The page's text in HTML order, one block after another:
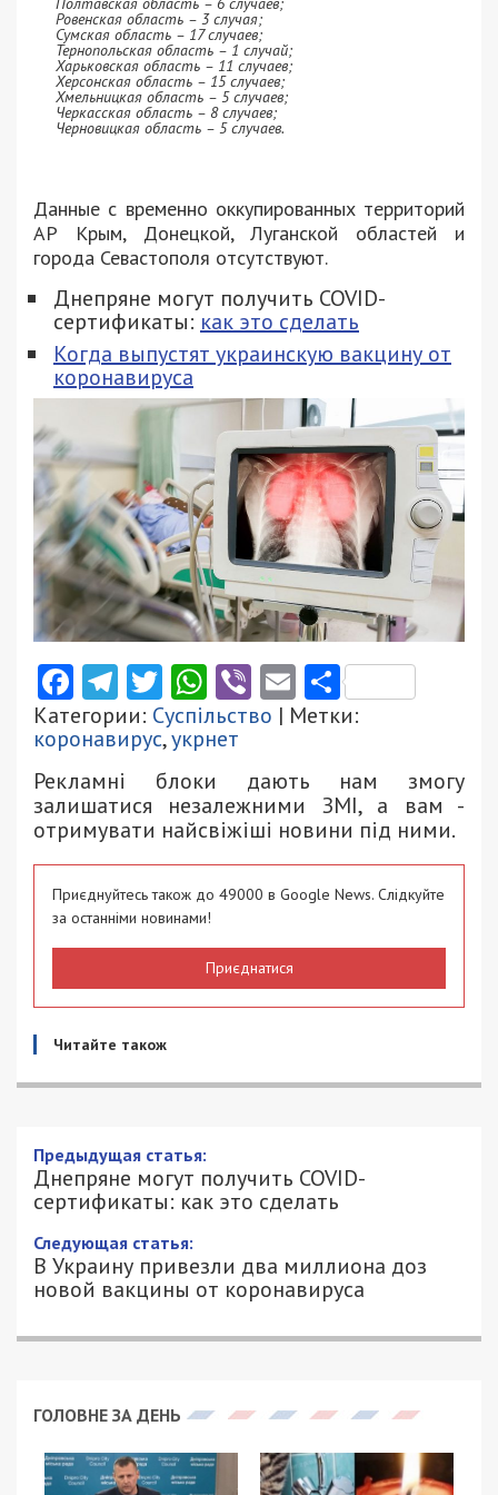
Ровенская область – 3 случая;
Сумская область – 17 случаев;
Тернопольская область – 1 случай;
Харьковская область – 11 случаев;
Херсонская область – 15 случаев;
Хмельницкая область – 5 случаев;
Черкасская область – 8 случаев;
Черновицкая область – 5 случаев.
Данные с временно оккупированных территорий
АР Крым, Донецкой, Луганской областей и
города Севастополя отсутствуют.
Днепряне могут получить COVID-
сертификаты: как это сделать
Когда выпустят украинскую вакцину от
коронавируса
Facebook
Telegram
Twitter
WhatsApp
ViberEmail
Категории: Суспільство | Метки:
коронавирус,укрнет
Рекламні блоки дають нам змогу
залишатися незалежними ЗМІ, а вам -
отримувати найсвіжіші новини під ними.
Приєднуйтесь також до 49000 в Google News. Слідкуйте
за останніми новинами!
Приєднатися
Читайте також
Предыдущая статья:
Днепряне могут получить COVID-
сертификаты: как это сделать
Следующая статья:
В Украину привезли два миллиона доз
новой вакцины от коронавируса
ГОЛОВНЕ ЗА ДЕНЬ